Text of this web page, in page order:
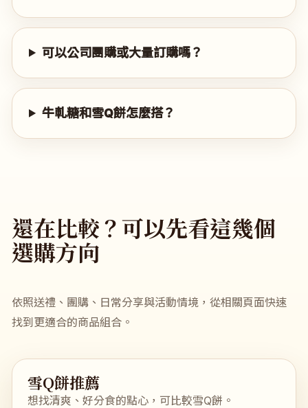
可以公司團購或大量訂購嗎？
牛軋糖和雪Q餅怎麼搭？
還在比較？可以先看這幾個
選購方向
依照送禮、團購、日常分享與活動情境，從相關頁面快速
找到更適合的商品組合。
雪Q餅推薦
想找清爽、好分食的點心，可比較雪Q餅。